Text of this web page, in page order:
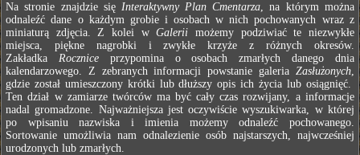
Na stronie znajdzie się Interaktywny Plan Cmentarza, na którym można
odnaleźć dane o każdym grobie i osobach w nich pochowanych wraz z
miniaturą zdjęcia. Z kolei wGalerii możemy podziwiać te niezwykłe
miejsca, piękne nagrobki i zwykłe krzyże z różnych okresów.
ZakładkaRocznice przypomina o osobach zmarłych danego dnia
kalendarzowego. Z zebranych informacji powstanie galeria Zasłużonych,
gdzie został umieszczony krótki lub dłuższy opis ich życia lub osiągnięć.
Ten dział w zamiarze twórców ma być cały czas rozwijany, a informacje
nadal gromadzone. Najważniejsza jest oczywiście wyszukiwarka, w której
po wpisaniu nazwiska i imienia możemy odnaleźć pochowanego.
Sortowanie umożliwia nam odnalezienie osób najstarszych, najwcześniej
urodzonych lub zmarłych.